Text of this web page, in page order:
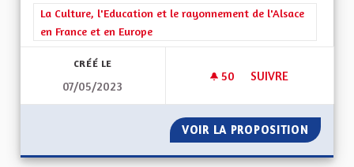
Filtrer les résultats de la catégorie : La Culture, l'Education et
La Culture, l'Education et le rayonnement de l'Alsace
en France et en Europe
CRÉÉ LE
07/05/2023
50 50 ABONNÉS
SUIVRE
VOIR LA PROPOSITION